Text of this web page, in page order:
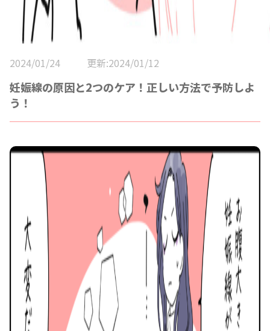
2024/01/24 更新:2024/01/12
妊娠線の原因と2つのケア！正しい方法で予防しよ
う！